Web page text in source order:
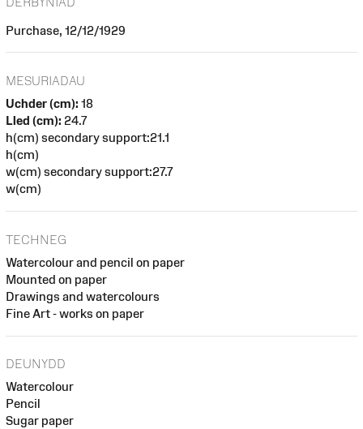
Purchase, 12/12/1929
MESURIADAU
Uchder (cm): 18
Lled (cm): 24.7
h(cm) secondary support:21.1
h(cm)
w(cm) secondary support:27.7
w(cm)
TECHNEG
Watercolour and pencil on paper
Mounted on paper
Drawings and watercolours
Fine Art - works on paper
DEUNYDD
Watercolour
Pencil
Sugar paper